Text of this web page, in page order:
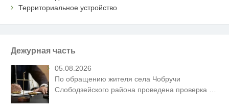
Территориальное устройство
Дежурная часть
05.08.2026
По обращению жителя села Чобручи
Слободзейского района проведена проверка